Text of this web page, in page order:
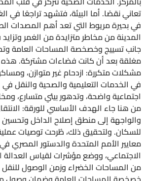
تعاني نقصًا. أما البيئة، فتشهد تراجعًا في
في بحيرة مريوط التي تعد أهم المصدات
المدينة من مخاطر متزايدة من الغمر وتزايد
جانب تسييج وخصخصة المساحات العامة
مغلقة بعد أن كانت فضاءات مشتركة. هذه
مشكلات متكررة: ازدحام غير متوازن،
في الخدمات التعليمية والصحية والنقل
اجتماعية واضحة، وتدهور بيئي متسارع،
من هنا جاء الهدف الأساسي للورقة:
والواجهة إلى منطق إصلاح الداخل وتحسين
للسكان. ولتحقيق ذلك، طُرحت توصيات
معايير الأمم المتحدة والدستور المصري
الاجتماعي، ووضع مؤشرات لقياس العدالة
من المساحات الخضراء وزمن الوصول